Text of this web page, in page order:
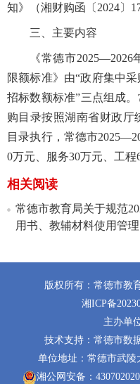
知》（湘财购函〔2024〕
三、主要内容
《常德市
限额标准》由“政府集中
招标数额标准”三点组成
购目录按照湖南省财政厅
目录执行，常德市
0万元、服务30万元、工程
相关阅读
常德市教育局关于规范
用书、教辅材料使用管
版权所有：常德市教
湘ICP备
主办单
技术支持：常德市数
单位地址：常德市武陵
湘公网安备：